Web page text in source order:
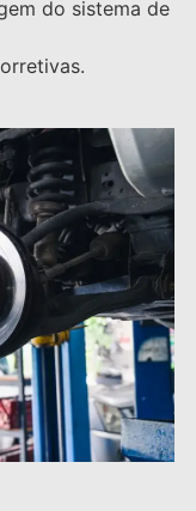
do sistema de